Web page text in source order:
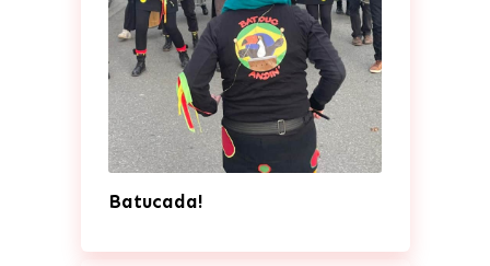
Batucada!